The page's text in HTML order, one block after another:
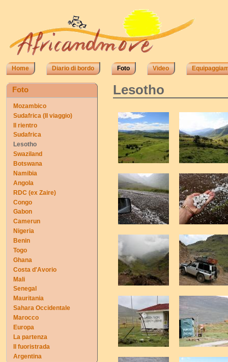
Home Diario di bordo Foto Video
Foto
Mozambico
Sudafrica (II viaggio)
Il rientro
Sudafrica
Lesotho
Swaziland
Botswana
Namibia
Angola
RDC (ex Zaire)
Congo
Gabon
Camerun
Nigeria
Benin
Togo
Ghana
Costa d'Avorio
Mali
Senegal
Mauritania
Sahara Occidentale
Marocco
Europa
La partenza
Il fuoristrada
Argentina
Lesotho